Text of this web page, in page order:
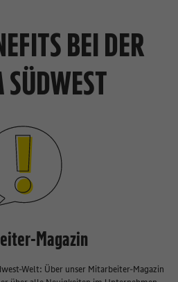
BEI DER
SÜDWEST
Magazin
Welt: Über unser Mitarbeiter-Magazin